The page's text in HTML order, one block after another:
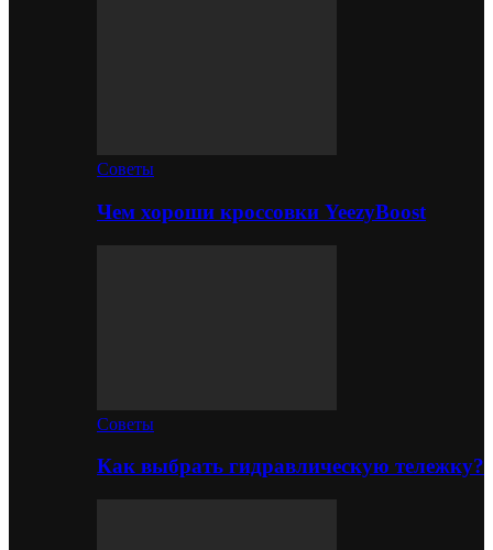
Советы
Чем хороши кроссовки YeezyBoost
Советы
Как выбрать гидравлическую тележку?